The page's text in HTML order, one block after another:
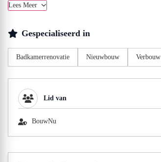
Lees Meer
Gespecialiseerd in
Badkamerrenovatie Nieuwbouw Verbouw
Lid van
BouwNu